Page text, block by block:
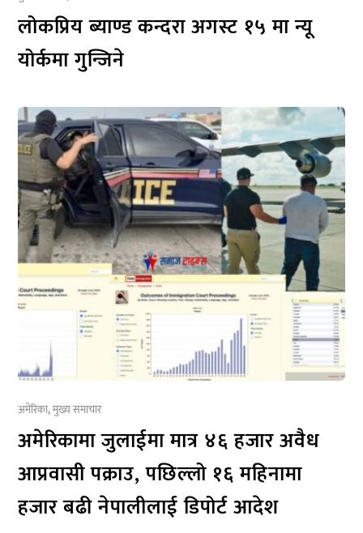
लोकप्रिय ब्याण्ड कन्दरा अगस्ट १५ मा न्यू
योर्कमा गुन्जिने
अमेरिका,मुख्य समाचार
अमेरिकामा जुलाईमा मात्र ४६ हजार अवैध
आप्रवासी पक्राउ, पछिल्लो १६ महिनामा
हजार बढी नेपालीलाई डिपोर्ट आदेश